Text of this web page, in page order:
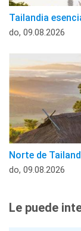
Tailandia
do, 09.08.2026
Norte de
do, 09.08.2026
Le puede